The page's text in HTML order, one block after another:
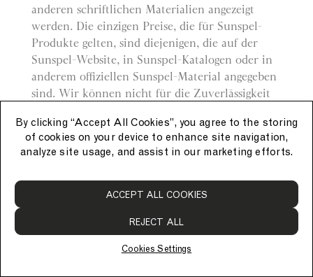
anderen schriftlichen Materialien angezeigt
werden. Die einzigen Preise, die für Sunspel-
Produkte gelten, sind diejenigen, die auf der
Sunspel-Website, in Sunspel-Katalogen oder in
anderem offiziellen Sunspel-Material angegeben
sind. Wir können nicht für die Zuverlässigkeit
Einkaufsverzeichnissen oder über andere Dritte
angegeben werden.
Verzicht
auf eine vorherige oder nachfolgende Verletzung
einer Bestimmung auszulegen.
By clicking “Accept All Cookies”, you agree to the storing
of cookies on your device to enhance site navigation,
analyze site usage, and assist in our marketing efforts.
Cookies Settings
REJECT ALL
ACCEPT ALL COOKIES